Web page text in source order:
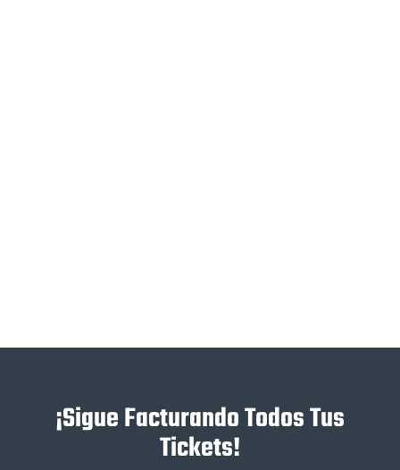
¡Sigue Facturando Todos Tus
Tickets!